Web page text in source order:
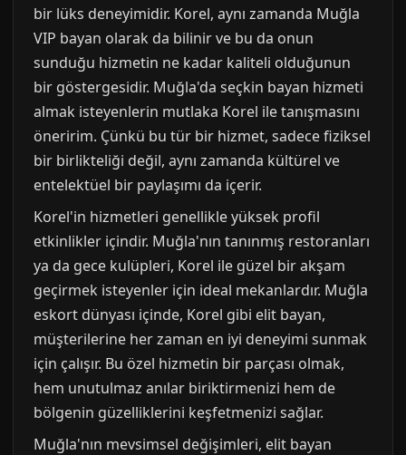
bir lüks deneyimidir. Korel, aynı zamanda Muğla
VIP bayan olarak da bilinir ve bu da onun
sunduğu hizmetin ne kadar kaliteli olduğunun
bir göstergesidir. Muğla'da seçkin bayan hizmeti
almak isteyenlerin mutlaka Korel ile tanışmasını
öneririm. Çünkü bu tür bir hizmet, sadece fiziksel
bir birlikteliği değil, aynı zamanda kültürel ve
entelektüel bir paylaşımı da içerir.
Korel'in hizmetleri genellikle yüksek profil
etkinlikler içindir. Muğla'nın tanınmış restoranları
ya da gece kulüpleri, Korel ile güzel bir akşam
geçirmek isteyenler için ideal mekanlardır. Muğla
eskort dünyası içinde, Korel gibi elit bayan,
müşterilerine her zaman en iyi deneyimi sunmak
için çalışır. Bu özel hizmetin bir parçası olmak,
hem unutulmaz anılar biriktirmenizi hem de
bölgenin güzelliklerini keşfetmenizi sağlar.
Muğla'nın mevsimsel değişimleri, elit bayan